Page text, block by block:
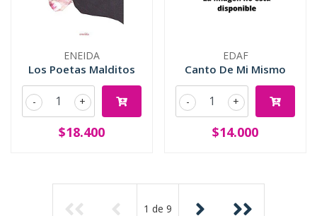
ENEIDA
Los Poetas Malditos
+
-
$18.400
EDAF
Canto De Mi Mismo
+
-
$14.000
1 de 9